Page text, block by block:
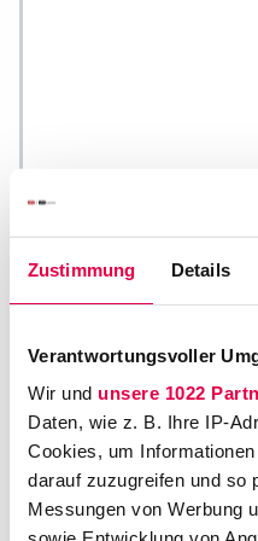
Zustimmung Details
Verantwortungsvoller
Wir und unsere 1022
Daten, wie z. B. Ihre IP-
Cookies, um
darauf zuzugreifen und so
Messungen von Werbung